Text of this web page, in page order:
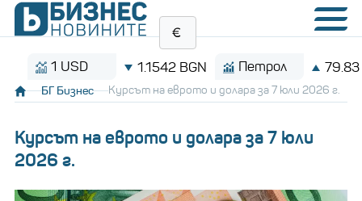
1 USD 1.1542 BGN Петрол 79.83 $/
БГ Бизнес Курсът на еврото и долара за 7 юли 2026 г.
Курсът на еврото и долара за 7 юли
2026 г.